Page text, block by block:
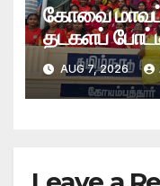
கோவை
தடகளப்
AUG 7, 2026